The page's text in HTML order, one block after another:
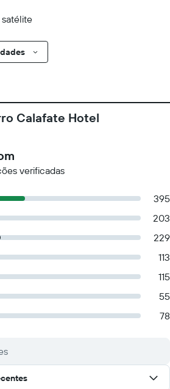
Calafate Hotel
verificadas
395
203
229
113
115
55
78